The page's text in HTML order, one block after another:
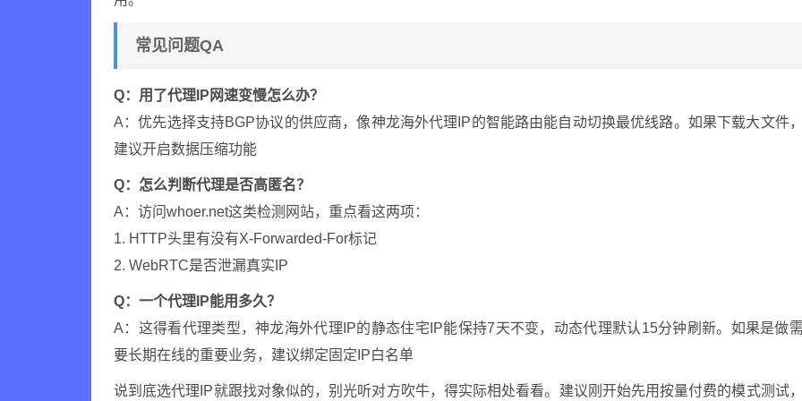
常见问题QA
Q：用了代理IP网速变慢怎么办？
A：优先选择支持BGP协议的供应商，像神龙海外代理IP的智能路由能自动切换最优线路。如果下载大文件，
建议开启数据压缩功能
Q：怎么判断代理是否高匿名？
A：访问whoer.net这类检测网站，重点看这两项：
1. HTTP头里有没有X-Forwarded-For标记
2. WebRTC是否泄漏真实IP
Q：一个代理IP能用多久？
A：这得看代理类型，神龙海外代理IP的静态住宅IP能保持7天不变，动态代理默认15分钟刷新。如果是做需
要长期在线的重要业务，建议绑定固定IP白名单
说到底选代理IP就跟找对象似的，别光听对方吹牛，得实际相处看看。建议刚开始先用按量付费的模式测试，